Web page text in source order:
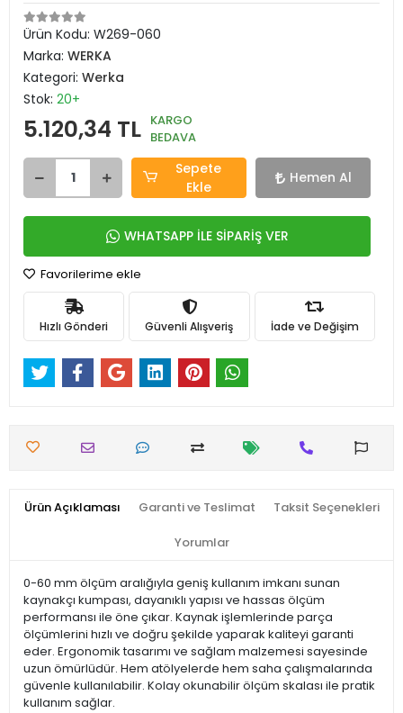
Ürün Kodu: W269-060
Marka: WERKA
Kategori: Werka
Stok: 20+
5.120,34 TL KARGO
BEDAVA
Sepete
Ekle
Hemen Al
WHATSAPP İLE SİPARİŞ VER
Favorilerime ekle
Hızlı Gönderi Güvenli Alışveriş İade ve Değişim
Ürün Açıklaması Garanti ve Teslimat Taksit Seçenekleri
Yorumlar
0-60 mm ölçüm aralığıyla geniş kullanım imkanı sunan
kaynakçı kumpası, dayanıklı yapısı ve hassas ölçüm
performansı ile öne çıkar. Kaynak işlemlerinde parça
ölçümlerini hızlı ve doğru şekilde yaparak kaliteyi garanti
eder. Ergonomik tasarımı ve sağlam malzemesi sayesinde
uzun ömürlüdür. Hem atölyelerde hem saha çalışmalarında
güvenle kullanılabilir. Kolay okunabilir ölçüm skalası ile pratik
kullanım sağlar.